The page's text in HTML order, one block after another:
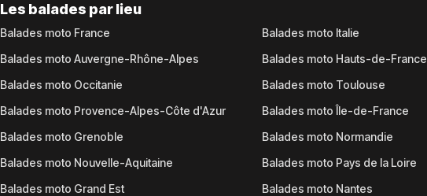
Les balades par lieu
Balades moto France
Balades moto Auvergne-Rhône-Alpes
Balades moto Occitanie
Balades moto Provence-Alpes-Côte d'Azur
Balades moto Grenoble
Balades moto Nouvelle-Aquitaine
Balades moto Grand Est
Balades moto Italie
Balades moto Hauts-de-France
Balades moto Toulouse
Balades moto Île-de-France
Balades moto Normandie
Balades moto Pays de la Loire
Balades moto Nantes